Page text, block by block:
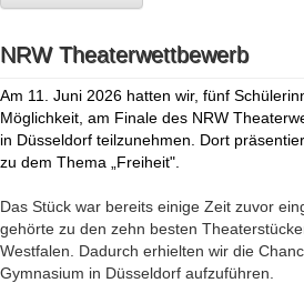
NRW Theaterwettbewerb
Am 11. Juni 2026 hatten wir, fünf
Möglichkeit, am Finale des NRW
in Düsseldorf teilzunehmen. Dort
zu dem Thema „Freiheit".
Das Stück war bereits einige Zeit zuvor
gehörte zu den zehn besten
Westfalen. Dadurch erhielten wir die
Gymnasium in Düsseldorf aufzuführen.